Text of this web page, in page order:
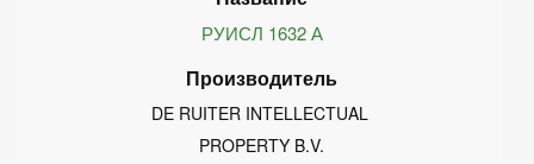
РУИСЛ 1632 А
DE RUITER INTELLECTUAL
PROPERTY B.V.